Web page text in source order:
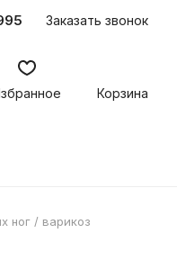
Заказать звонок
Корзина
ног / варикоз